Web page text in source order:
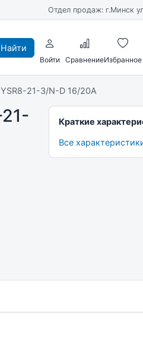
Отдел продаж: г.Минск
Найти
Войти СравнениеИзбранное
21-3/N-D 16/20A
Краткие
Все